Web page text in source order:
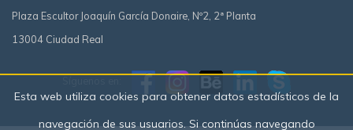
Plaza Escultor Joaquín García Donaire, Nº2, 2ª Planta
13004 Ciudad Real
Esta web utiliza cookies para obtener datos estadísticos de la
navegación de sus usuarios. Si continúas navegando